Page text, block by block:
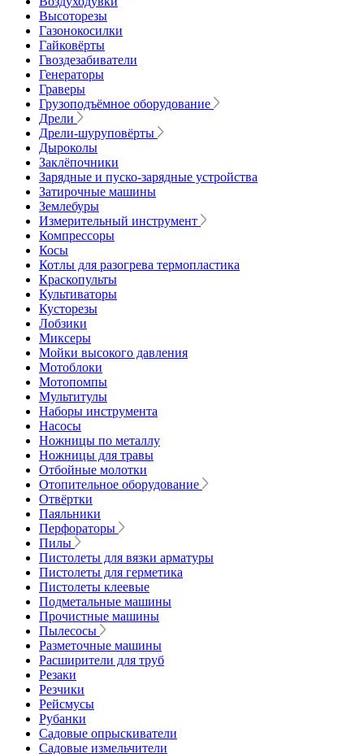
Высоторезы
Газонокосилки
Гайковёрты
Гвоздезабиватели
Генераторы
Граверы
Грузоподъёмное оборудование
Дрели
Дрели-шуруповёрты
Дыроколы
Заклёпочники
Зарядные и пуско-зарядные устройства
Затирочные машины
Землебуры
Измерительный инструмент
Компрессоры
Косы
Котлы для разогрева термопластика
Краскопульты
Культиваторы
Кусторезы
Лобзики
Миксеры
Мойки высокого давления
Мотоблоки
Мотопомпы
Мультитулы
Наборы инструмента
Насосы
Ножницы по металлу
Ножницы для травы
Отбойные молотки
Отопительное оборудование
Отвёртки
Паяльники
Перфораторы
Пилы
Пистолеты для вязки арматуры
Пистолеты для герметика
Пистолеты клеевые
Подметальные машины
Прочистные машины
Пылесосы
Разметочные машины
Расширители для труб
Резаки
Резчики
Рейсмусы
Рубанки
Садовые опрыскиватели
Садовые измельчители